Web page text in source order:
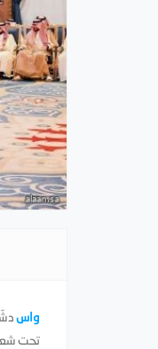
واس
تحت شعار